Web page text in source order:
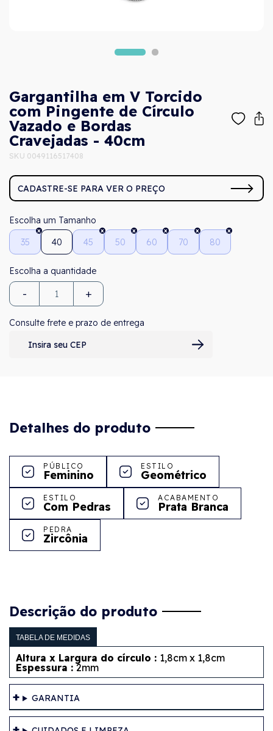
Gargantilha em V Torcido
com Pingente de Círculo
Vazado e Bordas
Cravejadas - 40cm
SKU 0049116517408
CADASTRE-SE PARA VER O PREÇO
Tamanho
35
40 45 50 60 70 80
- +
Consulte frete e prazo de entrega
Detalhes do produto
PÚBLICO
Feminino
ESTILO
Geométrico
ESTILO
Com Pedras
ACABAMENTO
Prata Branca
PEDRA
Zircônia
Descrição do produto
TABELA DE MEDIDAS
Altura x Largura do círculo : 1,8cm x 1,8cm
Espessura :2mm
GARANTIA